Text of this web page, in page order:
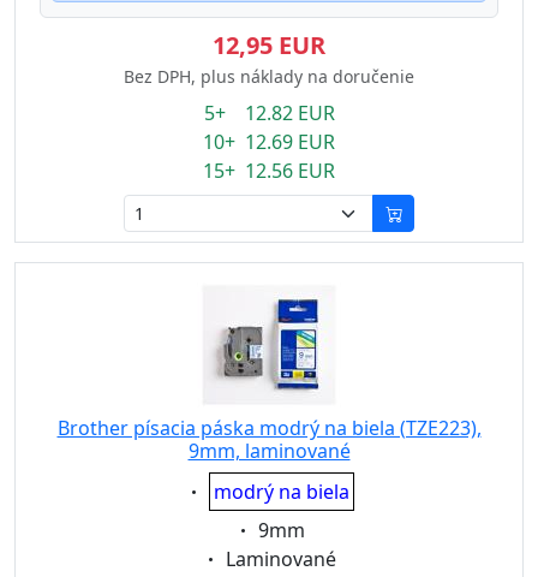
12,95 EUR
Bez DPH, plus náklady na doručenie
5+ 12.82 EUR
10+ 12.69 EUR
15+ 12.56 EUR
Brother písacia páska modrý na biela (TZE223),
9mm, laminované
Eigenschaft:
modrý na biela
Eigenschaft:
9mm
Eigenschaft:
Laminované